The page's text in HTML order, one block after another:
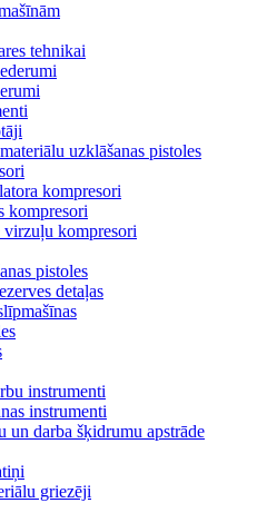
tehnikai
uzklāšanas pistoles
kompresori
kompresori
kompresori
pistoles
detaļas
instrumenti
instrumenti
un darba šķidrumu apstrāde
griezēji